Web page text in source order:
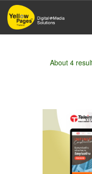
Skip
main
About 4